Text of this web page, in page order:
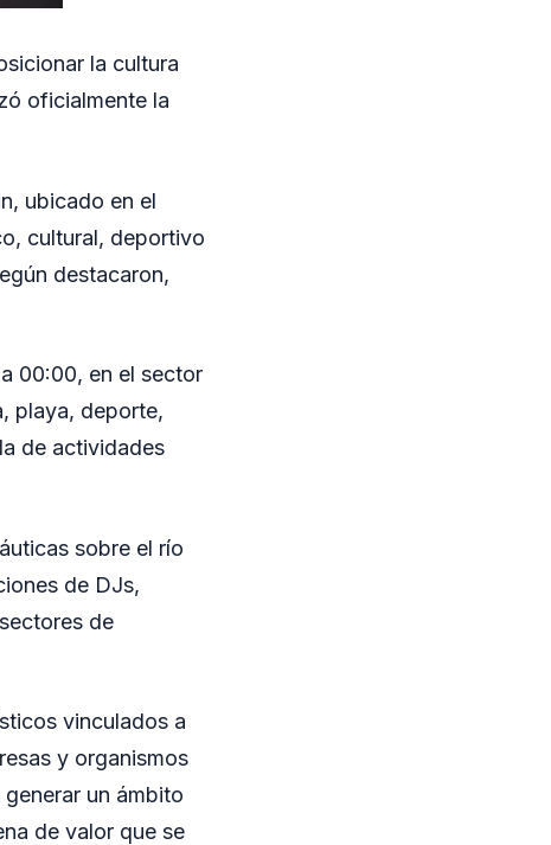
la cultura
oficialmente la
ubicado en el
cultural, deportivo
destacaron,
00:00, en el sector
playa, deporte,
de actividades
sobre el río
de DJs,
de
vinculados a
y organismos
un ámbito
de valor que se